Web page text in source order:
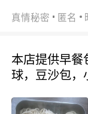
真情秘密 匿名
本店提供早餐
球，豆沙包，